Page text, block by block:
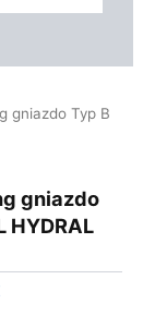
gniazdo Typ B
gniazdo
HYDRAL